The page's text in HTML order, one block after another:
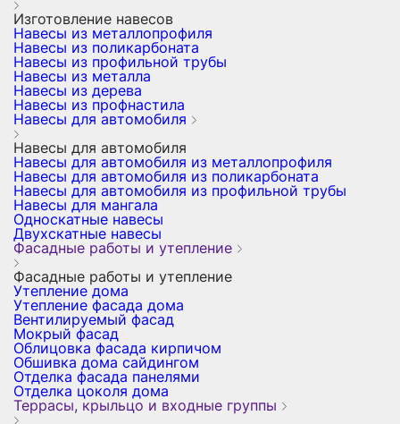
Изготовление навесов
Навесы из металлопрофиля
Навесы из поликарбоната
Навесы из профильной трубы
Навесы из металла
Навесы из дерева
Навесы из профнастила
Навесы для автомобиля
Навесы для автомобиля
Навесы для автомобиля из металлопрофиля
Навесы для автомобиля из поликарбоната
Навесы для автомобиля из профильной трубы
Навесы для мангала
Односкатные навесы
Двухскатные навесы
Фасадные работы и утепление
Фасадные работы и утепление
Утепление дома
Утепление фасада дома
Вентилируемый фасад
Мокрый фасад
Облицовка фасада кирпичом
Обшивка дома сайдингом
Отделка фасада панелями
Отделка цоколя дома
Террасы, крыльцо и входные группы